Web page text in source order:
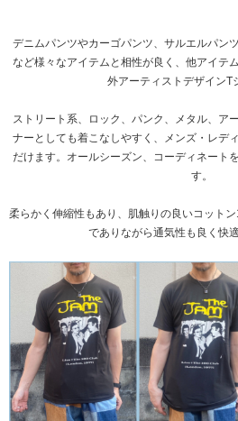
デニムパンツやカーゴパンツ、サルエルパン
など様々なアイテムと相性が良く、他アイテ
外アーティストデザインT
ストリート系、ロック、パンク、メタル、ア
ナーとしても着こなしやすく、メンズ・レデ
だけます。オールシーズン、コーディネート
す。
柔らかく伸縮性もあり、肌触りの良いコット
でありながら通気性も良く快